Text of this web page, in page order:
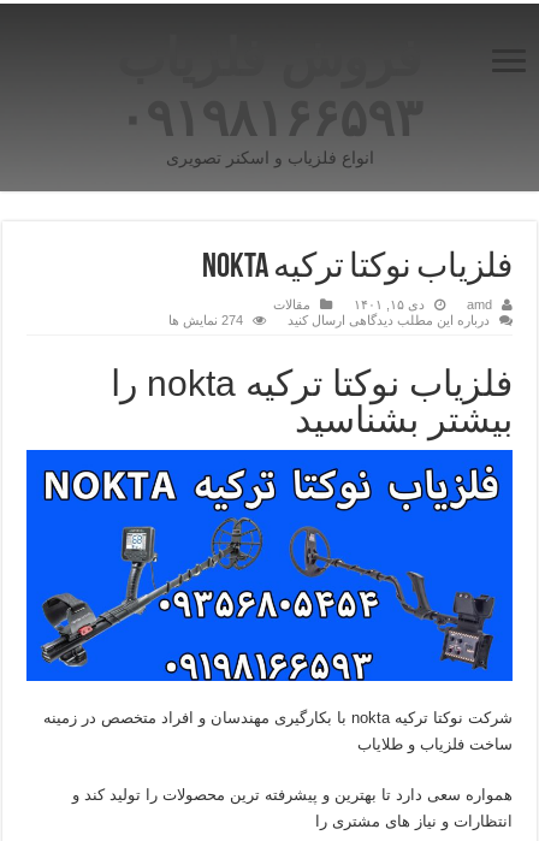
۰۹۱۹۸۱۶۶۵۹۳
انواع فلزیاب و اسکنر تصویری
فلزیاب نوکتا ترکیه nokta
amd دی ۱۵, ۱۴۰۱
مقالات
درباره این مطلب دیدگاهی ارسال کنید
274 نمایش ها
فلزیاب نوکتا ترکیه nokta را
بیشتر بشناسید
شرکت نوکتا ترکیه nokta با بکارگیری مهندسان و افراد متخصص در زمینه
ساخت فلزیاب و طلایاب
همواره سعی دارد تا بهترین و پیشرفته ترین محصولات را تولید کند و
انتظارات و نیاز های مشتری را